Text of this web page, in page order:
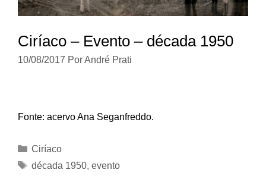
Ciríaco – Evento – década 1950
10/08/2017 PorAndré Prati
Fonte: acervo Ana Seganfreddo.
Categorias
Ciríaco
Tags
década 1950, evento